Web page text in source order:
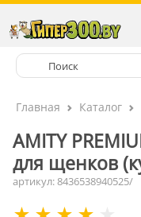
Главная Каталог
AMITY
для щенков
артикул: 8436538940525/